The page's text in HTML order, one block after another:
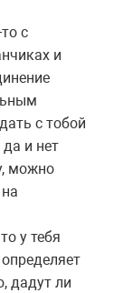
с
и
с тобой
и нет
можно
у тебя
дадут ли